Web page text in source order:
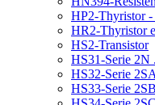
HP2-Thyristor -
HR2-Thyristor
HS2-Transistor
HS31-Serie 2N
HS32-Serie
HS33-Serie